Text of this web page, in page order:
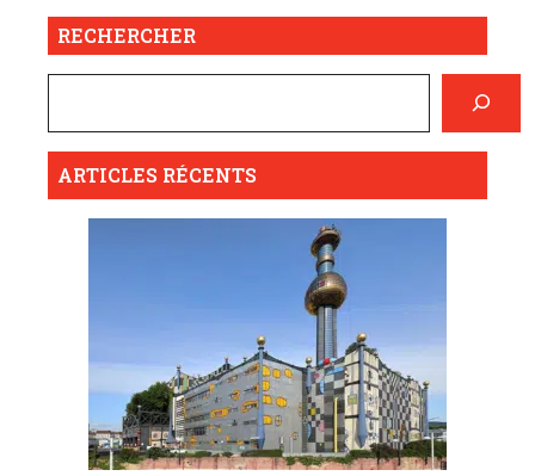
RECHERCHER
ARTICLES RÉCENTS